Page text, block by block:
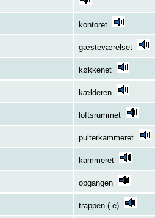
kontoret
gæsteværelset
køkkenet
kælderen
loftsrummet
pulterkammeret
kammeret
opgangen
trappen (-e)